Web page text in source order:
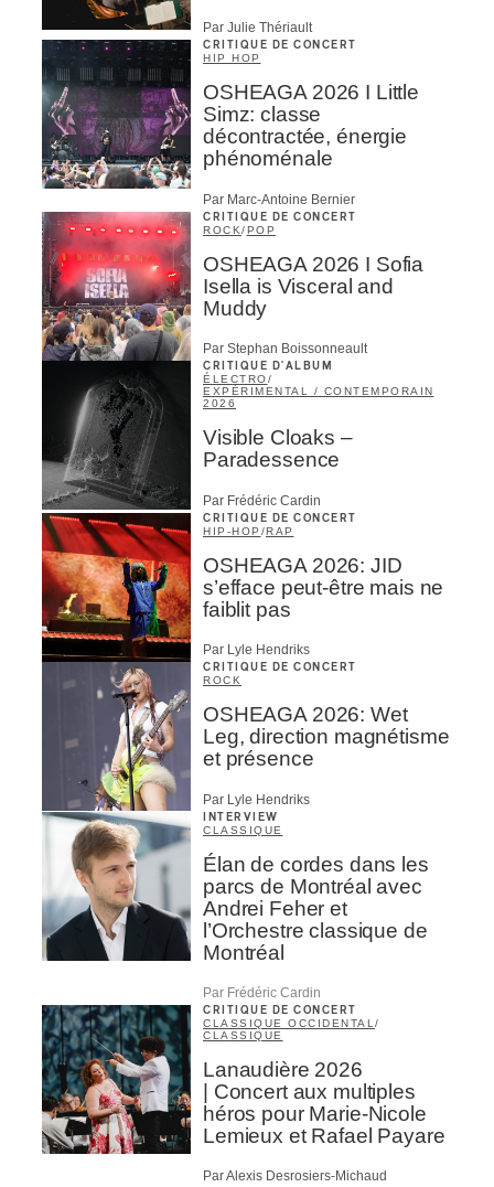
Par Julie Thériault
CRITIQUE DE CONCERT
HIP HOP
OSHEAGA 2026 I Little
Simz: classe
décontractée, énergie
phénoménale
Par Marc-Antoine Bernier
CRITIQUE DE CONCERT
ROCK/POP
OSHEAGA 2026 I Sofia
Isella is Visceral and
Muddy
Par Stephan Boissonneault
CRITIQUE D'ALBUM
ÉLECTRO/
EXPÉRIMENTAL / CONTEMPORAIN
2026
Visible Cloaks –
Paradessence
Par Frédéric Cardin
CRITIQUE DE CONCERT
HIP-HOP /RAP
OSHEAGA 2026: JID
s’efface peut-être mais ne
faiblit pas
Par Lyle Hendriks
CRITIQUE DE CONCERT
ROCK
OSHEAGA 2026: Wet
Leg, direction magnétisme
et présence
Par Lyle Hendriks
INTERVIEW
CLASSIQUE
Élan de cordes dans les
parcs de Montréal avec
Andrei Feher et
l’Orchestre classique de
Montréal
Par Frédéric Cardin
CRITIQUE DE CONCERT
CLASSIQUE OCCIDENTAL /
CLASSIQUE
Lanaudière 2026
| Concert aux multiples
héros pour Marie-Nicole
Lemieux et Rafael Payare
Par Alexis Desrosiers-Michaud